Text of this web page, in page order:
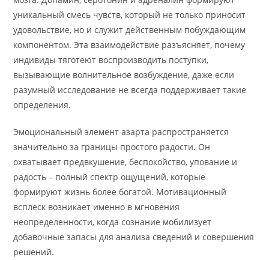
уникальный смесь чувств, который не только приносит
удовольствие, но и служит действенным побуждающим
компонентом. Эта взаимодействие разъясняет, почему
индивиды тяготеют воспроизводить поступки,
вызывающие волнительное возбуждение, даже если
разумный исследование не всегда поддерживает такие
определения.
Эмоциональный элемент азарта распространяется
значительно за границы простого радости. Он
охватывает предвкушение, беспокойство, упование и
радость – полный спектр ощущений, которые
формируют жизнь более богатой. Мотивационный
всплеск возникает именно в мгновения
неопределенности, когда сознание мобилизует
добавочные запасы для анализа сведений и совершения
решений.